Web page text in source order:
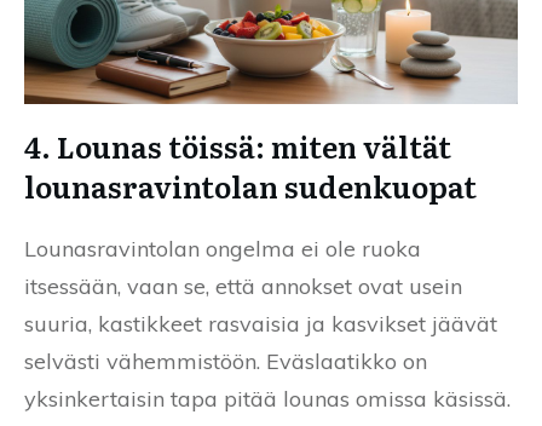
4. Lounas töissä: miten vältät
lounasravintolan sudenkuopat
Lounasravintolan ongelma ei ole ruoka
itsessään, vaan se, että annokset ovat usein
suuria, kastikkeet rasvaisia ja kasvikset jäävät
selvästi vähemmistöön. Eväslaatikko on
yksinkertaisin tapa pitää lounas omissa käsissä.